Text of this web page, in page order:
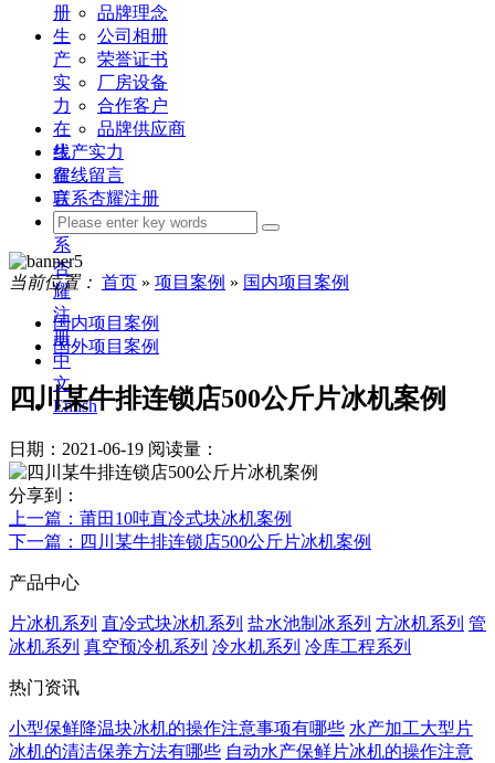
册
生
产
实
力
在
线
留
言
联
系
杏
耀
注
册
中
文
Enlish
品牌理念
公司相册
荣誉证书
厂房设备
合作客户
品牌供应商
生产实力
在线留言
联系杏耀注册
当前位置： 首页 » 项目案例 » 国内项目案例
国内项目案例
国外项目案例
四川某牛排连锁店500公斤片冰机案例
日期：2021-06-19 阅读量：
分享到：
上一篇 ：莆田10吨直冷式块冰机案例
下一篇 ：四川某牛排连锁店500公斤片冰机案例
产品中心
片冰机系列 直冷式块冰机系列 盐水池制冰系列 方冰机系列 管
冰机系列 真空预冷机系列 冷水机系列 冷库工程系列
热门资讯
小型保鲜降温块冰机的操作注意事项有哪些 水产加工大型片
冰机的清洁保养方法有哪些 自动水产保鲜片冰机的操作注意